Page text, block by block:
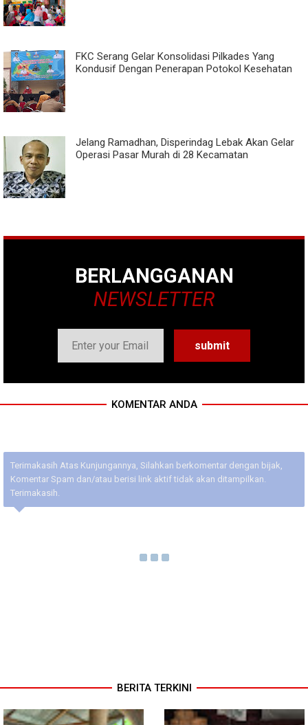
FKC Serang Gelar Konsolidasi Pilkades Yang
Kondusif Dengan Penerapan Potokol Kesehatan
Jelang Ramadhan, Disperindag Lebak Akan Gelar
Operasi Pasar Murah di 28 Kecamatan
BERLANGGANAN
NEWSLETTER
KOMENTAR ANDA
Terimakasih Atas Kunjungannya, Silahkan berkomentar dengan bijak,
Komentar Spam dan/atau berisi link aktif tidak akan ditampilkan.
Terimakasih.
BERITA TERKINI